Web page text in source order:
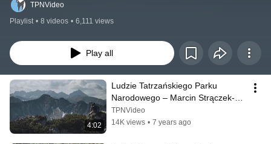
TPNVideo
Playlist • 8 videos • 6,111 views
Play all
4:02
Ludzie Tatrzańskiego Parku
Narodowego – Marcin Strączek-
Helios
TPNVideo
14K views • 7 years ago